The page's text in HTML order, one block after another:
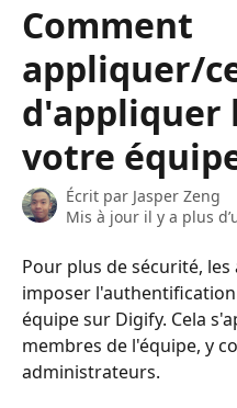
Comment
appliquer/
d'appliquer
votre
Écrit par Jasper Zeng
Mis à jour il y a plus
Pour plus de sécurité,
imposer
équipe sur Digify. Cela
membres de l'équipe, y
administrateurs.